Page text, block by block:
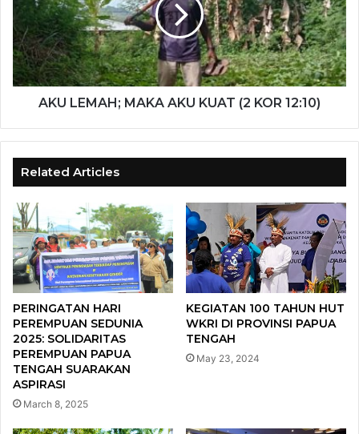
AKU LEMAH; MAKA AKU KUAT (2 KOR 12:10)
Related Articles
PERINGATAN HARI
PEREMPUAN SEDUNIA
2025: SOLIDARITAS
PEREMPUAN PAPUA
TENGAH SUARAKAN
ASPIRASI
March 8, 2025
KEGIATAN 100 TAHUN HUT
WKRI DI PROVINSI PAPUA
TENGAH
May 23, 2024